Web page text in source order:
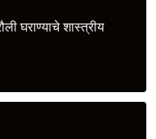
घराण्याचे शास्त्रीय